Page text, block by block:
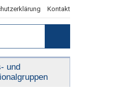
Kontakt
Suchen
und